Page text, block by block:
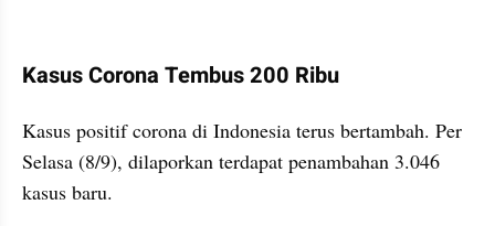
Kasus Corona Tembus 200 Ribu
Kasus positif corona di Indonesia terus bertambah. Per
Selasa (8/9), dilaporkan terdapat penambahan 3.046
kasus baru.